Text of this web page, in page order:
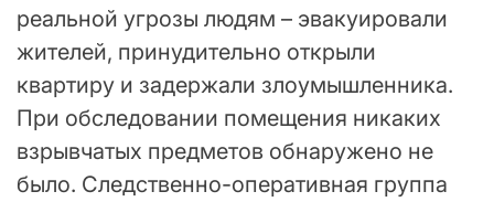
реальной угрозы людям – эвакуировали
жителей, принудительно открыли
квартиру и задержали злоумышленника.
При обследовании помещения никаких
взрывчатых предметов обнаружено не
было. Следственно-оперативная группа